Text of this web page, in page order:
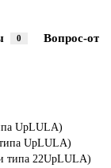
0 Вопрос-
UpLULA)
UpLULA)
типа 22UpLULA)